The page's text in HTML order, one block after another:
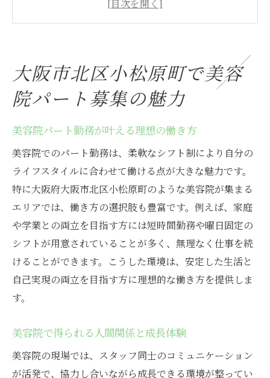
未経験から始める美容院アシスタントの道
美容院アシスタント未経験でも安心の理由
美容院アシスタントが挑戦しやすい環境
美容院で得られる初めての経験とやりがい
美容院アシスタントに必要な心構えとは
シフト制が叶える柔軟な美容院の働き方
美容院のシフト制で実現する柔軟な働き方
美容院パートが選ぶシフト調整の魅力
美容院勤務でプライベート充実の秘訣
美容院アシスタントが知るべき時短勤務術
美容院でスキルアップを目指すなら今がチャン
大阪市北区小松原町で美容
院パート募集の魅力
美容院パート勤務が叶える理想の働き方
美容院でのパート勤務は、柔軟なシフト制により自分の
ライフスタイルに合わせて働ける点が大きな魅力です。
特に大阪府大阪市北区小松原町のような美容院が集まる
エリアでは、働き方の選択肢も豊富です。例えば、家庭
や学業との両立を目指す方には短時間勤務や曜日固定の
シフトが用意されていることが多く、無理なく仕事を続
けることができます。こうした環境は、安定した生活と
自己実現の両立を目指す方に理想的な働き方を提供しま
す。
美容院で得られる人間関係と成長体験
美容院の現場では、スタッフ同士のコミュニケーション
が活発で、協力し合いながら成長できる環境が整ってい